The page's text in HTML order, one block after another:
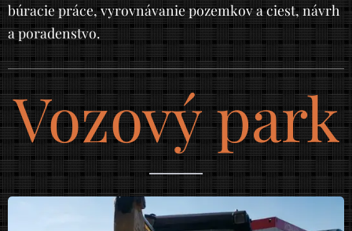
búracie práce, vyrovnávanie pozemkov a ciest, návrh
a poradenstvo.
Vozový park